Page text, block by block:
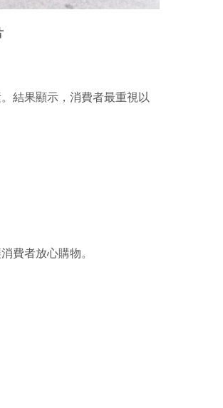
結果顯示，消費者最重視以
費者放心購物。